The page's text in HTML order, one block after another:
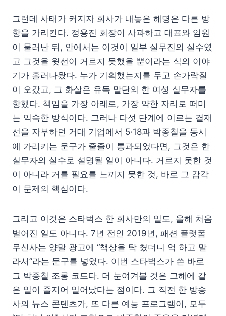
그런데 사태가 커지자 회사가 내놓은 해명은 다른 방
향을 가리킨다. 정용진 회장이 사과하고 대표와 임원
이 물러난 뒤, 안에서는 이것이 일부 실무진의 실수였
고 그것을 윗선이 거르지 못했을 뿐이라는 식의 이야
기가 흘러나왔다. 누가 기획했는지를 두고 손가락질
이 오갔고, 그 화살은 유독 말단의 한 여성 실무자를
향했다. 책임을 가장 아래로, 가장 약한 자리로 떠미
는 익숙한 방식이다. 그러나 다섯 단계에 이르는 결재
선을 자부하던 거대 기업에서 5·18과 박종철을 동시
에 가리키는 문구가 줄줄이 통과되었다면, 그것은 한
실무자의 실수로 설명될 일이 아니다. 거르지 못한 것
이 아니라 거를 필요를 느끼지 못한 것, 바로 그 감각
이 문제의 핵심이다.
그리고 이것은 스타벅스 한 회사만의 일도, 올해 처음
벌어진 일도 아니다. 7년 전인 2019년, 패션 플랫폼
무신사는 양말 광고에 “책상을 탁 쳤더니 억 하고 말
라서”라는 문구를 넣었다. 이번 스타벅스가 쓴 바로
그 박종철 조롱 코드다. 더 눈여겨볼 것은 그해에 같
은 일이 줄지어 일어났다는 점이다. 그 직전 한 방송
사의 뉴스 콘텐츠가, 또 다른 예능 프로그램이, 모두